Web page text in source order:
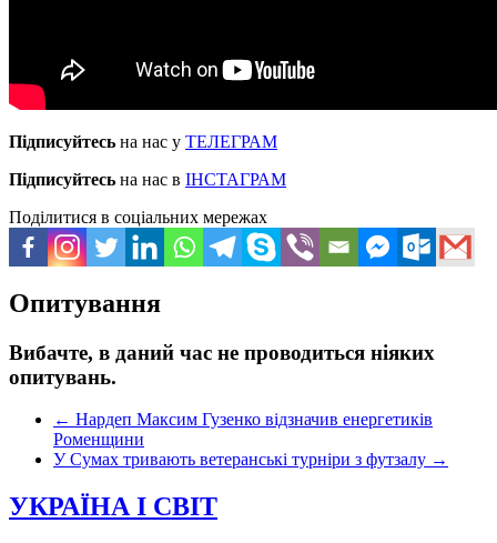
Підписуйтесь на нас у ТЕЛЕГРАМ
Підписуйтесь на нас в ІНСТАГРАМ
Поділитися в соціальних мережах
Опитування
Вибачте, в даний час не проводиться ніяких
опитувань.
← Нардеп Максим Гузенко відзначив енергетиків
Роменщини
У Сумах тривають ветеранські турніри з футзалу →
УКРАЇНА І СВІТ